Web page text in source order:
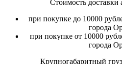
Стоимость доставки
при покупке до 10000
города
при покупке от 10000
города
Крупногабаритный груз